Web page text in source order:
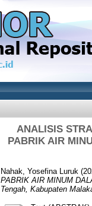
ANALISIS
PABRIK AIR
Nahak, Yosefina Luruk
PABRIK AIR MINUM
Tengah, Kabupaten